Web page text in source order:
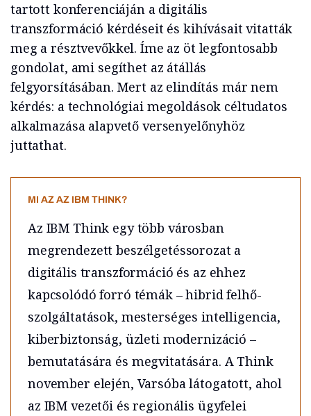
tartott konferenciáján a digitális
transzformáció kérdéseit és kihívásait vitatták
meg a résztvevőkkel. Íme az öt legfontosabb
gondolat, ami segíthet az átállás
felgyorsításában. Mert az elindítás már nem
kérdés: a technológiai megoldások céltudatos
alkalmazása alapvető versenyelőnyhöz
juttathat.
MI AZ AZ IBM THINK?
Az IBM Think egy több városban
megrendezett beszélgetéssorozat a
digitális transzformáció és az ehhez
kapcsolódó forró témák – hibrid felhő-
szolgáltatások, mesterséges intelligencia,
kiberbiztonság, üzleti modernizáció –
bemutatására és megvitatására. A Think
november elején, Varsóba látogatott, ahol
az IBM vezetői és regionális ügyfelei